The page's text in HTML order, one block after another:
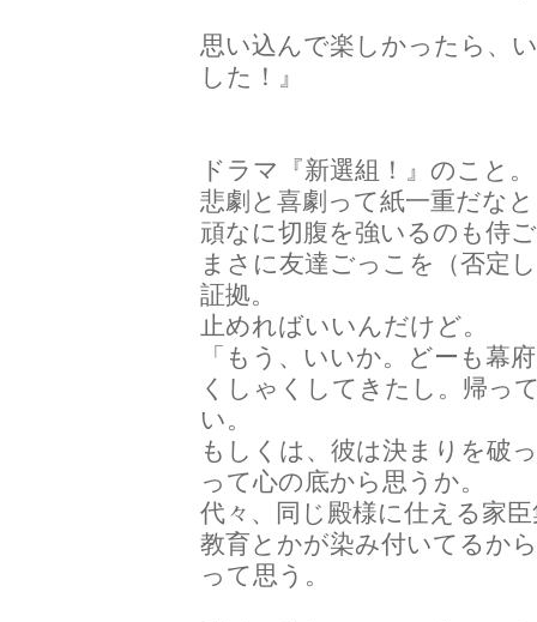
思い込んで楽しかったら、
した！』
ドラマ『新選組！』のこと。
悲劇と喜劇って紙一重だな
頑なに切腹を強いるのも侍
まさに友達ごっこを（否定
証拠。
止めればいいんだけど。
「もう、いいか。どーも幕
くしゃくしてきたし。帰っ
い。
もしくは、彼は決まりを破
って心の底から思うか。
代々、同じ殿様に仕える家
教育とかが染み付いてるか
って思う。